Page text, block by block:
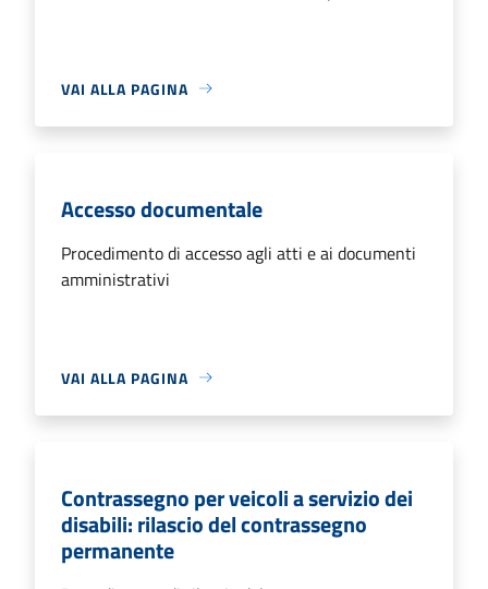
VAI ALLA PAGINA
Accesso documentale
Procedimento di accesso agli atti e ai documenti
amministrativi
VAI ALLA PAGINA
Contrassegno per veicoli a servizio dei
disabili: rilascio del contrassegno
permanente